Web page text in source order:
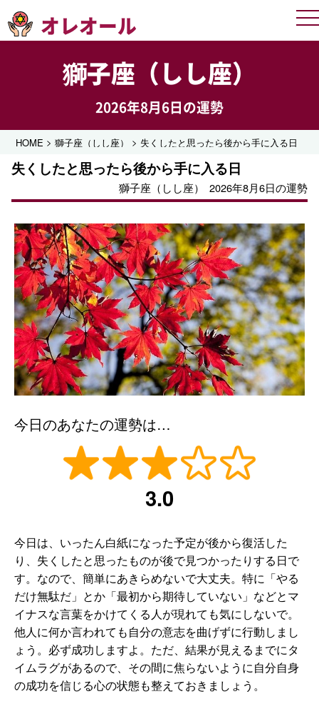
オレオール
獅子座（しし座）
2026年8月6日の運勢
HOME >獅子座（しし座） > 失くしたと思ったら後から手に入る日
失くしたと思ったら後から手に入る日
獅子座（しし座） 2026年8月6日の運勢
今日のあなたの運勢は…
3.0
今日は、いったん白紙になった予定が後から復活した
り、失くしたと思ったものが後で見つかったりする日で
す。なので、簡単にあきらめないで大丈夫。特に「やる
だけ無駄だ」とか「最初から期待していない」などとマ
イナスな言葉をかけてくる人が現れても気にしないで。
他人に何か言われても自分の意志を曲げずに行動しまし
ょう。必ず成功しますよ。ただ、結果が見えるまでにタ
イムラグがあるので、その間に焦らないように自分自身
の成功を信じる心の状態も整えておきましょう。